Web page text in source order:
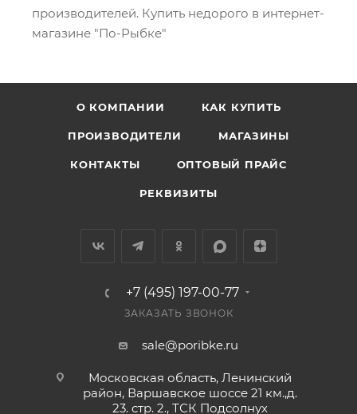
производителей. Купить недорого в интернет-
магазине "По-Рыбке"
О КОМПАНИИ КАК КУПИТЬ
ПРОИЗВОДИТЕЛИ МАГАЗИНЫ
КОНТАКТЫ ОПТОВЫЙ ПРАЙС
РЕКВИЗИТЫ
+7 (495) 197-00-77
ЗАКАЗАТЬ ЗВОНОК
sale@poribke.ru
Московская область, Ленинский
район, Варшавское шоссе 21 км.,д.
23. стр. 2., ТСК Подсолнух